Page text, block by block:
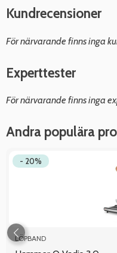
Kundrecensioner
För närvarande finns inga
Experttester
För närvarande finns inga
Andra populära
- 20%
LÖPBAND